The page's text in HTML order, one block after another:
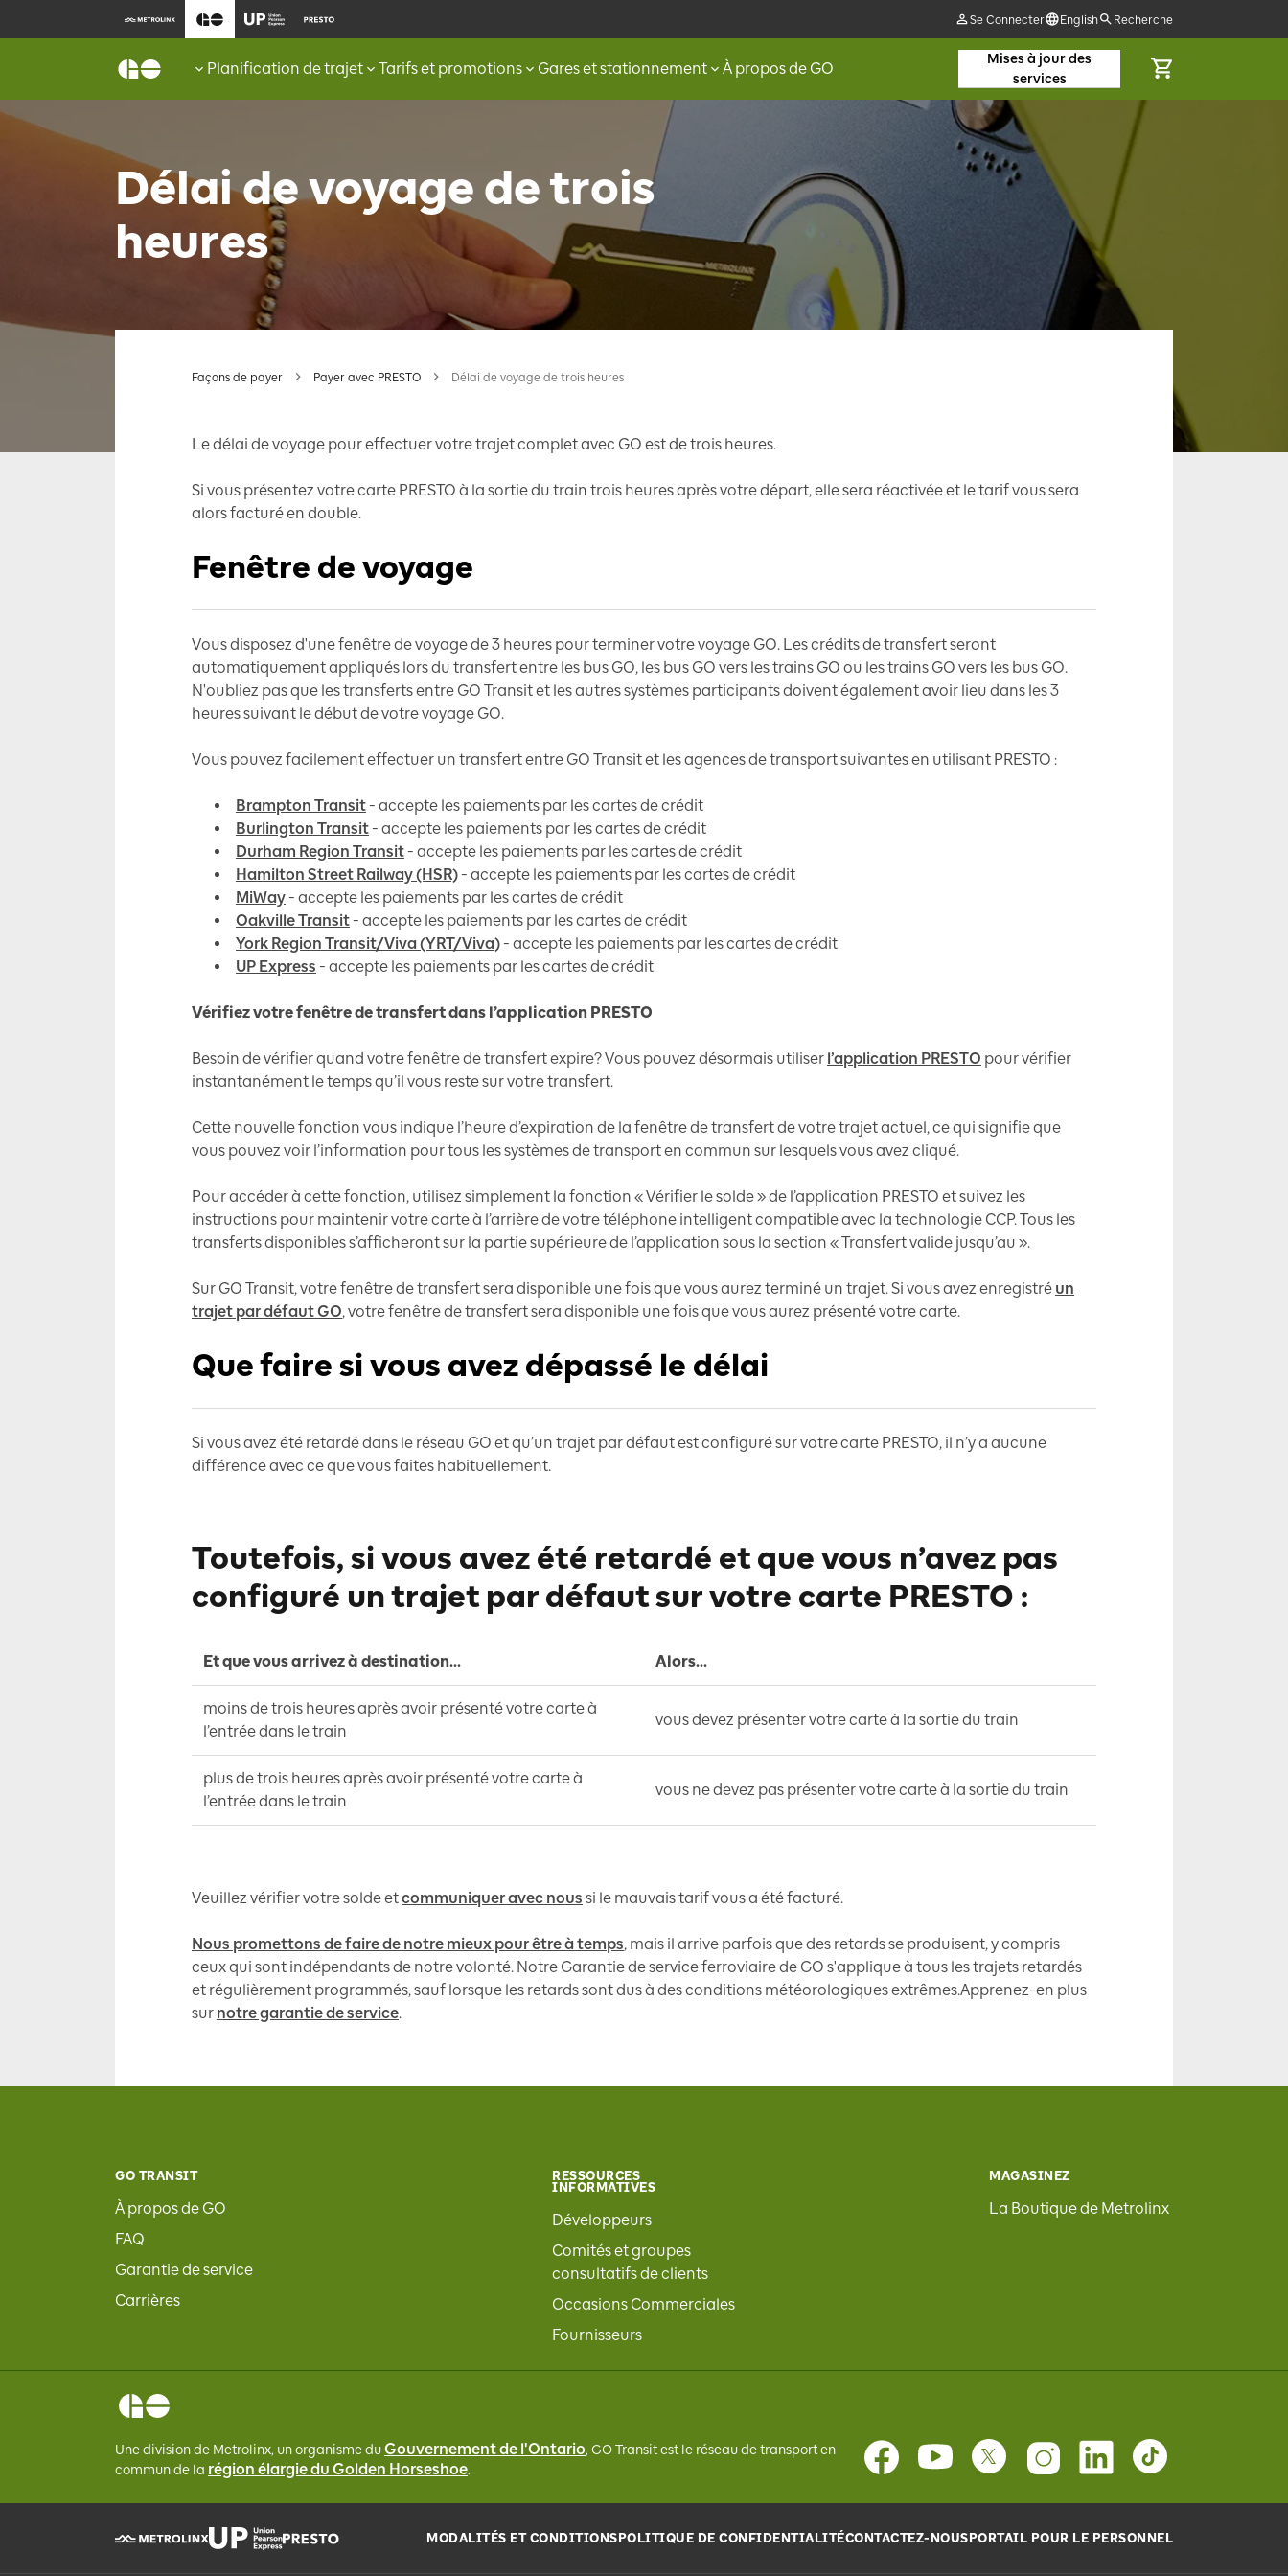
Se Connecter English Recherche
Planification de trajet Tarifs et promotions Gares et stationnement À propos de GO
Mises à jour des
services
Délai de voyage de trois
heures
Façons de payer Payer avec PRESTO Délai de voyage de trois heures
Le délai de voyage pour effectuer votre trajet complet avec GO est de trois heures.
Si vous présentez votre carte PRESTO à la sortie du train trois heures après votre départ, elle sera réactivée et le tarif vous sera
alors facturé en double.
Fenêtre de voyage
Vous disposez d'une fenêtre de voyage de 3 heures pour terminer votre voyage GO. Les crédits de transfert seront
automatiquement appliqués lors du transfert entre les bus GO, les bus GO vers les trains GO ou les trains GO vers les bus GO.
N'oubliez pas que les transferts entre GO Transit et les autres systèmes participants doivent également avoir lieu dans les 3
heures suivant le début de votre voyage GO.
Vous pouvez facilement effectuer un transfert entre GO Transit et les agences de transport suivantes en utilisant PRESTO :
Brampton Transit- accepte les paiements par les cartes de crédit
Burlington Transit- accepte les paiements par les cartes de crédit
Durham Region Transit- accepte les paiements par les cartes de crédit
Hamilton Street Railway (HSR)- accepte les paiements par les cartes de crédit
MiWay- accepte les paiements par les cartes de crédit
Oakville Transit- accepte les paiements par les cartes de crédit
York Region Transit/Viva (YRT/Viva)- accepte les paiements par les cartes de crédit
UP Express - accepte les paiements par les cartes de crédit
Vérifiez votre fenêtre de transfert dans l’application PRESTO
Besoin de vérifier quand votre fenêtre de transfert expire? Vous pouvez désormais utiliser l’application PRESTO pour vérifier
instantanément le temps qu’il vous reste sur votre transfert.
Cette nouvelle fonction vous indique l’heure d’expiration de la fenêtre de transfert de votre trajet actuel, ce qui signifie que
vous pouvez voir l’information pour tous les systèmes de transport en commun sur lesquels vous avez cliqué.
Pour accéder à cette fonction, utilisez simplement la fonction « Vérifier le solde » de l’application PRESTO et suivez les
instructions pour maintenir votre carte à l’arrière de votre téléphone intelligent compatible avec la technologie CCP. Tous les
transferts disponibles s’afficheront sur la partie supérieure de l’application sous la section « Transfert valide jusqu’au ».
Sur GO Transit, votre fenêtre de transfert sera disponible une fois que vous aurez terminé un trajet. Si vous avez enregistré un
trajet par défaut GO, votre fenêtre de transfert sera disponible une fois que vous aurez présenté votre carte.
Que faire si vous avez dépassé le délai
Si vous avez été retardé dans le réseau GO et qu’un trajet par défaut est configuré sur votre carte PRESTO, il n’y a aucune
différence avec ce que vous faites habituellement.
Toutefois, si vous avez été retardé et que vous n’avez pas
configuré un trajet par défaut sur votre carte PRESTO :
Et que vous arrivez à destination... Alors...
moins de trois heures après avoir présenté votre carte à
l’entrée dans le train
vous devez présenter votre carte à la sortie du train
plus de trois heures après avoir présenté votre carte à
l’entrée dans le train
vous ne devez pas présenter votre carte à la sortie du train
Veuillez vérifier votre solde etcommuniquer avec nous si le mauvais tarif vous a été facturé.
Nous promettons de faire de notre mieux pour être à temps, mais il arrive parfois que des retards se produisent, y compris
ceux qui sont indépendants de notre volonté. Notre Garantie de service ferroviaire de GO s'applique à tous les trajets retardés
et régulièrement programmés, sauf lorsque les retards sont dus à des conditions météorologiques extrêmes.Apprenez-en plus
sur notre garantie de service.
GO TRANSIT
À propos de GO
FAQ
Garantie de service
Carrières
RESSOURCES
INFORMATIVES
Développeurs
Comités et groupes
consultatifs de clients
Occasions Commerciales
Fournisseurs
MAGASINEZ
La Boutique de Metrolinx
Une division de Metrolinx, un organisme duGouvernement de l'Ontario, GO Transitest le réseau de transport en
commun de la région élargie du Golden Horseshoe.
MODALITÉS ET CONDITIONS POLITIQUE DE CONFIDENTIALITÉCONTACTEZ-NOUS PORTAIL POUR LE PERSONNEL